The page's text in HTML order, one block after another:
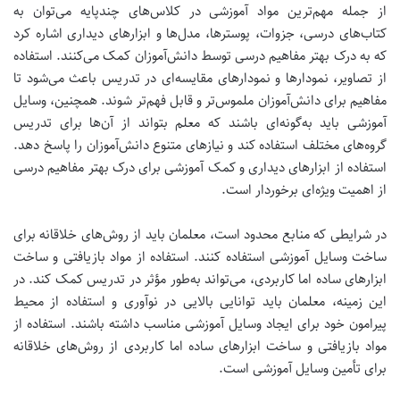
از جمله مهم‌ترین مواد آموزشی در کلاس‌های چندپایه می‌توان به
کتاب‌های درسی، جزوات، پوسترها، مدل‌ها و ابزارهای دیداری اشاره کرد
که به درک بهتر مفاهیم درسی توسط دانش‌آموزان کمک می‌کنند. استفاده
از تصاویر، نمودارها و نمودارهای مقایسه‌ای در تدریس باعث می‌شود تا
مفاهیم برای دانش‌آموزان ملموس‌تر و قابل فهم‌تر شوند. همچنین، وسایل
آموزشی باید به‌گونه‌ای باشند که معلم بتواند از آن‌ها برای تدریس
گروه‌های مختلف استفاده کند و نیازهای متنوع دانش‌آموزان را پاسخ دهد.
استفاده از ابزارهای دیداری و کمک آموزشی برای درک بهتر مفاهیم درسی
از اهمیت ویژه‌ای برخوردار است.
در شرایطی که منابع محدود است، معلمان باید از روش‌های خلاقانه برای
ساخت وسایل آموزشی استفاده کنند. استفاده از مواد بازیافتی و ساخت
ابزارهای ساده اما کاربردی، می‌تواند به‌طور مؤثر در تدریس کمک کند. در
این زمینه، معلمان باید توانایی بالایی در نوآوری و استفاده از محیط
پیرامون خود برای ایجاد وسایل آموزشی مناسب داشته باشند. استفاده از
مواد بازیافتی و ساخت ابزارهای ساده اما کاربردی از روش‌های خلاقانه
برای تأمین وسایل آموزشی است.